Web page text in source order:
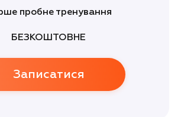
пробне тренування
БЕЗКОШТОВНЕ
Записатися